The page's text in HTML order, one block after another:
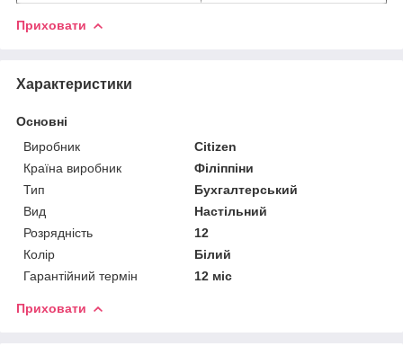
Приховати
Характеристики
Основні
Виробник
Citizen
Країна виробник
Філіппіни
Тип
Бухгалтерський
Вид
Настільний
Розрядність
12
Колір
Білий
Гарантійний термін
12 міс
Приховати